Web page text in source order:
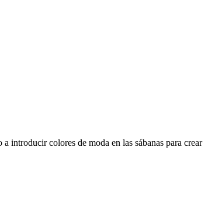
introducir colores de moda en las sábanas para crear